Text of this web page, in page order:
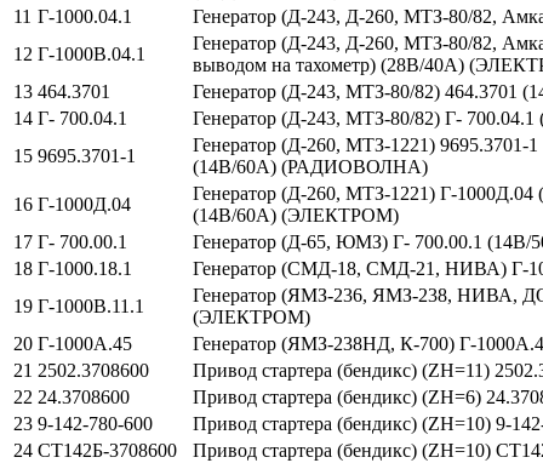
11 Г-1000.04.1
Генератор (Д-243, Д-260, МТЗ-80/82,
12 Г-1000В.04.1
Генератор (Д-243, Д-260, МТЗ-80/82,
выводом на тахометр) (28В/40А)
13 464.3701
Генератор (Д-243, МТЗ-80/82)
14 Г- 700.04.1
Генератор (Д-243, МТЗ-80/82) Г-
15 9695.3701-1
Генератор (Д-260, МТЗ-1221) 9695.3701-
(14В/60А) (РАДИОВОЛНА)
16 Г-1000Д.04
Генератор (Д-260, МТЗ-1221) Г-
(14В/60А) (ЭЛЕКТРОМ)
17 Г- 700.00.1
Генератор (Д-65, ЮМЗ) Г- 700.00.1
18 Г-1000.18.1
Генератор (СМД-18, СМД-21, НИВА) Г-
19 Г-1000В.11.1
Генератор (ЯМЗ-236, ЯМЗ-238, НИВА,
(ЭЛЕКТРОМ)
20 Г-1000А.45
Генератор (ЯМЗ-238НД, К-700) Г-
21 2502.3708600
Привод стартера (бендикс) (ZH=11)
22 24.3708600
Привод стартера (бендикс) (ZH=6)
23 9-142-780-600
Привод стартера (бендикс) (ZН=10) 9-
24 СТ142Б-3708600
Привод стартера (бендикс) (ZН=10)